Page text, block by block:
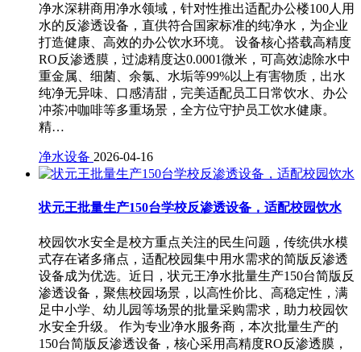
净水深耕商用净水领域，针对性推出适配办公楼100人用
水的反渗透设备，直供符合国家标准的纯净水，为企业
打造健康、高效的办公饮水环境。 设备核心搭载高精度
RO反渗透膜，过滤精度达0.0001微米，可高效滤除水中
重金属、细菌、余氯、水垢等99%以上有害物质，出水
纯净无异味、口感清甜，完美适配员工日常饮水、办公
冲茶冲咖啡等多重场景，全方位守护员工饮水健康。
精…
净水设备 2026-04-16
状元王批量生产150台学校反渗透设备，适配校园饮水
校园饮水安全是校方重点关注的民生问题，传统供水模
式存在诸多痛点，适配校园集中用水需求的简版反渗透
设备成为优选。近日，状元王净水批量生产150台简版反
渗透设备，聚焦校园场景，以高性价比、高稳定性，满
足中小学、幼儿园等场景的批量采购需求，助力校园饮
水安全升级。 作为专业净水服务商，本次批量生产的
150台简版反渗透设备，核心采用高精度RO反渗透膜，